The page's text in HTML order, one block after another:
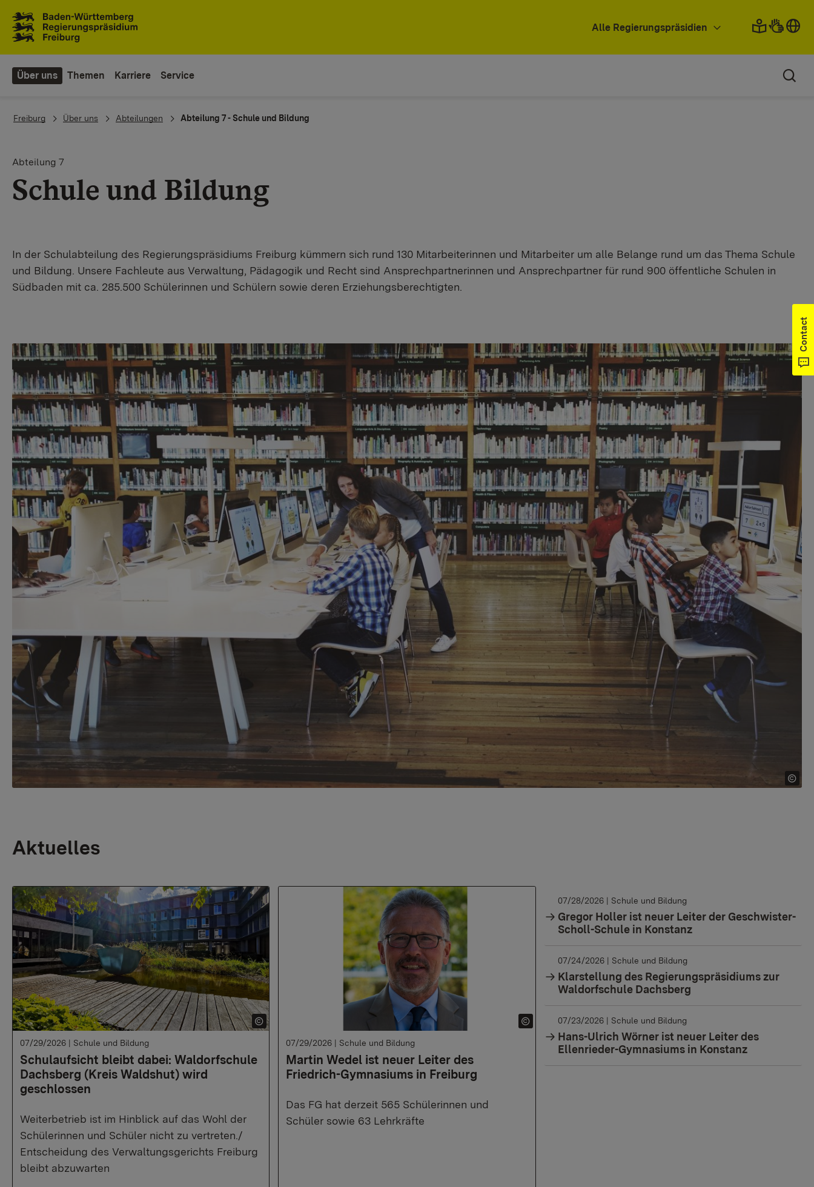
Alle Regierungspräsidien
Über uns Themen Karriere Service
You are here:
Freiburg Über uns Abteilungen Abteilung 7 - Schule und Bildung
Abteilung 7
Schule und Bildung
In der Schulabteilung des Regierungspräsidiums Freiburg kümmern sich rund 130 Mitarbeiterinnen und Mitarbeiter um alle Belange rund um das Thema Schule
und Bildung. Unsere Fachleute aus Verwaltung, Pädagogik und Recht sind Ansprechpartnerinnen und Ansprechpartner für rund 900 öffentliche Schulen in
Südbaden mit ca. 285.500 Schülerinnen und Schülern sowie deren Erziehungsberechtigten.
Aktuelles
Schulaufsicht bleibt dabei: Waldorfschule
Dachsberg (Kreis Waldshut) wird
geschlossen
07/29/2026 | Schule und Bildung
Weiterbetrieb ist im Hinblick auf das Wohl der
Schülerinnen und Schüler nicht zu vertreten./
Entscheidung des Verwaltungsgerichts Freiburg
bleibt abzuwarten
Martin Wedel ist neuer Leiter des
Friedrich-Gymnasiums in Freiburg
07/29/2026 | Schule und Bildung
Das FG hat derzeit 565 Schülerinnen und
Schüler sowie 63 Lehrkräfte
07/28/2026 | Schule und Bildung
Gregor Holler ist neuer Leiter der Geschwister-
Scholl-Schule in Konstanz
07/24/2026 | Schule und Bildung
Klarstellung des Regierungspräsidiums zur
Waldorfschule Dachsberg
07/23/2026 | Schule und Bildung
Hans-Ulrich Wörner ist neuer Leiter des
Ellenrieder-Gymnasiums in Konstanz
Contact